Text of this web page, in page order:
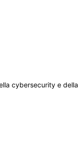
cybersecurity e della